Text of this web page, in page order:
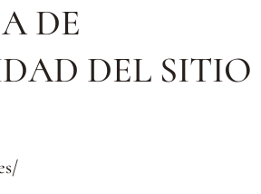
DE
DEL SITIO